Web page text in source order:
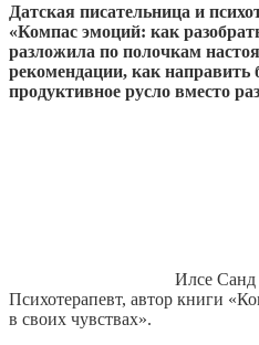
Датская писательница и
«Компас эмоций: как
разложила по полочкам
рекомендации, как
продуктивное русло вместо
Илсе Санд
Психотерапевт, автор книги
в своих чувствах».